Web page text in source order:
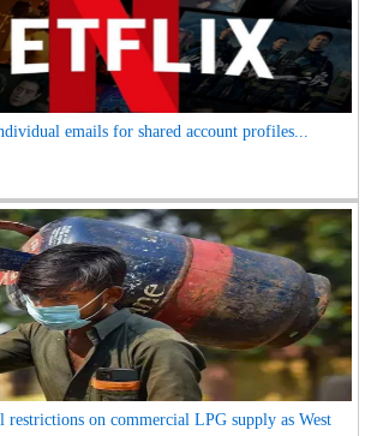
emails for shared account profiles...
restrictions on commercial LPG supply as West